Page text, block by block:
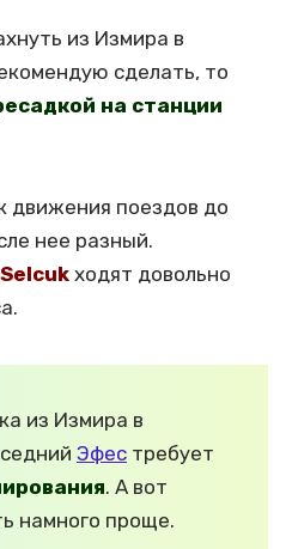
из Измира в
сделать, то
на станции
движения поездов до
нее разный.
ходят довольно
из Измира в
Эфес требует
. А вот
намного проще.